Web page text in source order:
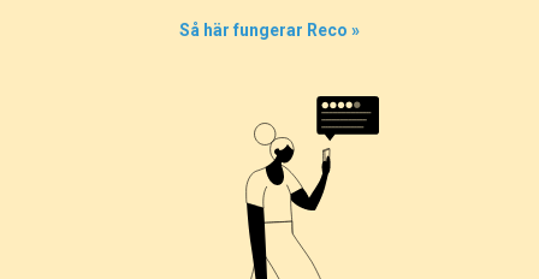
Så här fungerar Reco »